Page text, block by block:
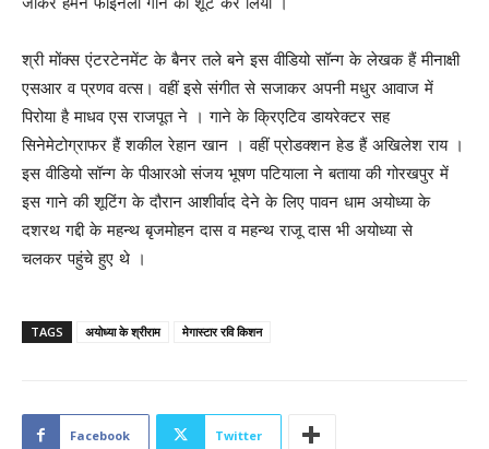
श्री मोंक्स एंटरटेनमेंट के बैनर तले बने इस वीडियो सॉन्ग के लेखक हैं मीनाक्षी
एसआर व प्रणव वत्स। वहीं इसे संगीत से सजाकर अपनी मधुर आवाज में
पिरोया है माधव एस राजपूत ने । गाने के क्रिएटिव डायरेक्टर सह
सिनेमेटोग्राफर हैं शकील रेहान खान । वहीं प्रोडक्शन हेड हैं अखिलेश राय ।
इस वीडियो सॉन्ग के पीआरओ संजय भूषण पटियाला ने बताया की गोरखपुर में
इस गाने की शूटिंग के दौरान आशीर्वाद देने के लिए पावन धाम अयोध्या के
दशरथ गद्दी के महन्थ बृजमोहन दास व महन्थ राजू दास भी अयोध्या से
चलकर पहुंचे हुए थे ।
TAGS अयोध्या के श्रीराम मेगास्टार रवि किशन
Facebook Twitter